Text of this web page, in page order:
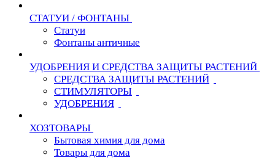
СТАТУИ / ФОНТАНЫ
Статуи
Фонтаны античные
УДОБРЕНИЯ И СРЕДСТВА ЗАЩИТЫ РАСТЕНИЙ
СРЕДСТВА ЗАЩИТЫ РАСТЕНИЙ
СТИМУЛЯТОРЫ
УДОБРЕНИЯ
ХОЗТОВАРЫ
Бытовая химия для дома
Товары для дома